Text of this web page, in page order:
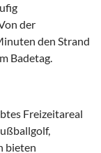
der
den Strand
Badetag.
Freizeitareal
bieten